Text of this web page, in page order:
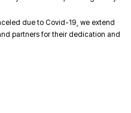
due to Covid-19, we extend
partners for their dedication and